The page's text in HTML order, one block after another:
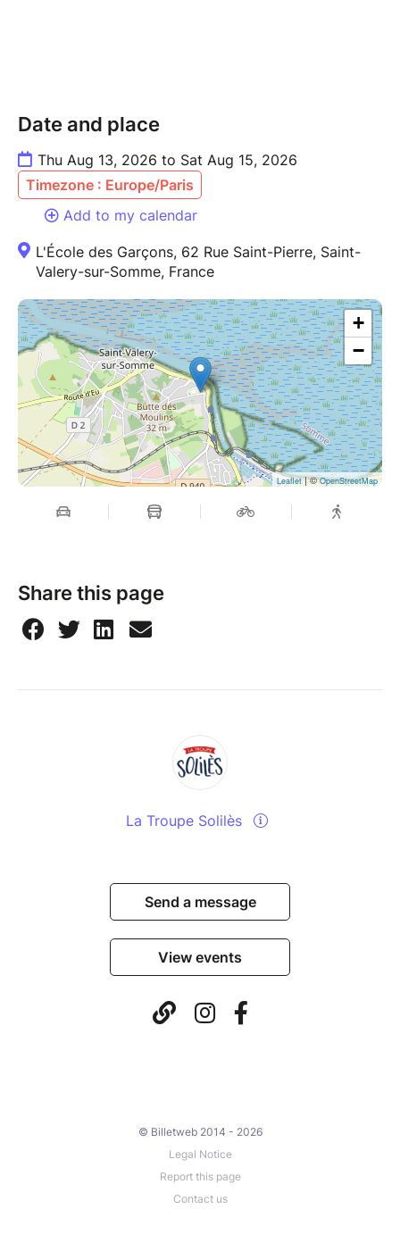
Date and place
Thu Aug 13, 2026 to Sat Aug 15, 2026
Timezone : Europe/Paris
Add to my calendar
L'École des Garçons, 62 Rue Saint-Pierre, Saint-
Valery-sur-Somme, France
+
−
Leaflet| ©OpenStreetMap
Share this page
La Troupe Solilès
Send a message
View events
© Billetweb 2014 - 2026
Legal Notice
Report this page
Contact us